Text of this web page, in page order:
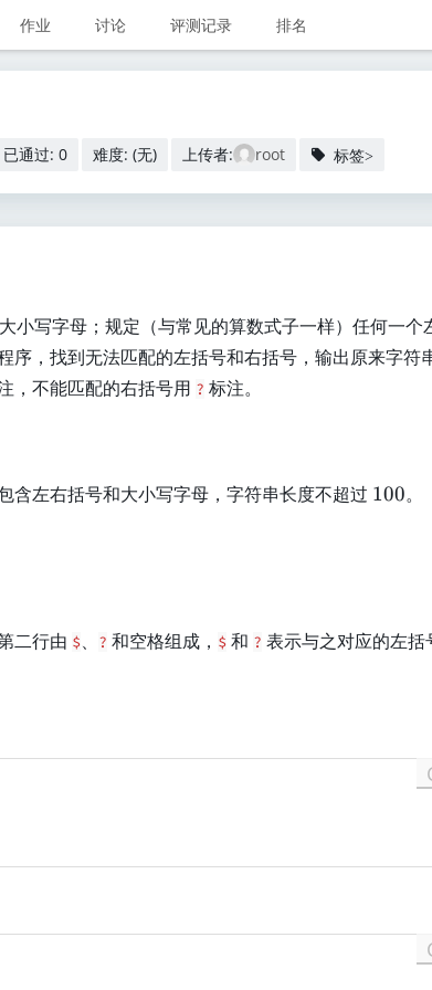
作业 讨论 评测记录 排名
已通过: 0 难度: (无) 上传者: root 标签>
小写字母；规定（与常见的算数式子一样）任何一个
，找到无法匹配的左括号和右括号，输出原来字符
，不能匹配的右括号用 ? 标注。
含左右括号和大小写字母，字符串长度不超过 1
100。
二行由 $、 ? 和空格组成， $ 和 ? 表示与之对应的左括